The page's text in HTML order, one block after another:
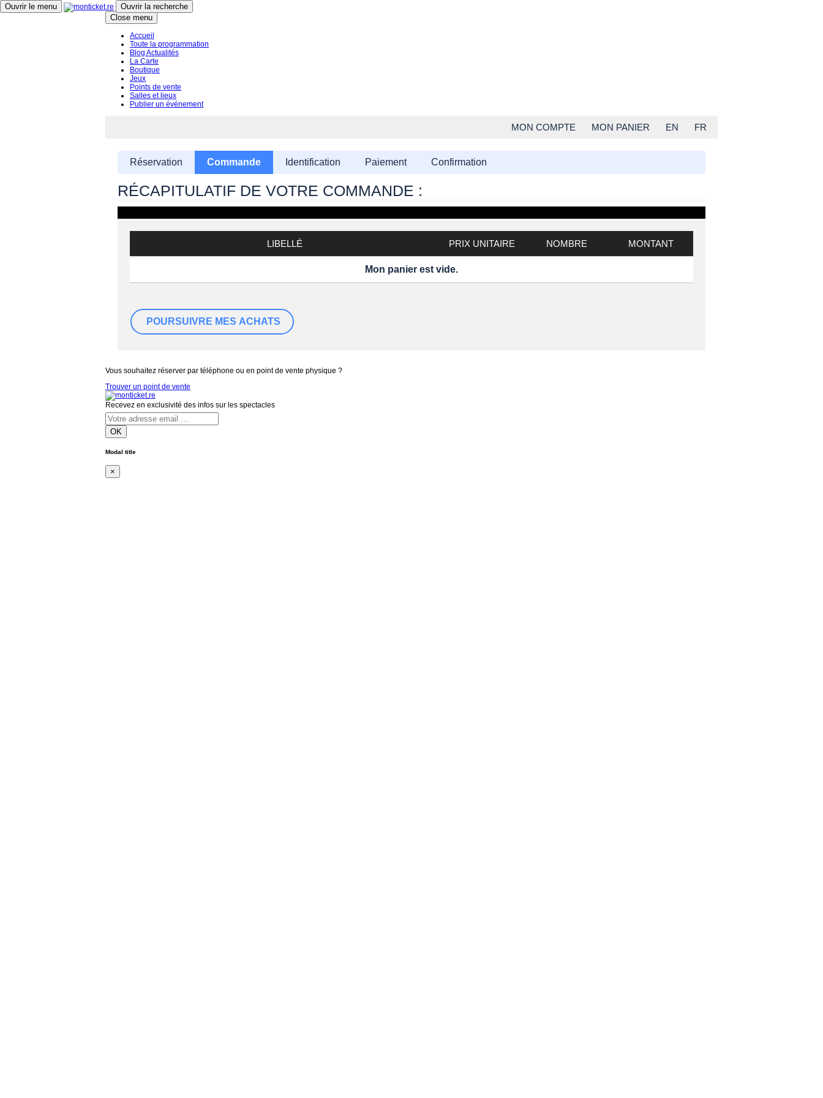
Ouvrir le menu
Ouvrir la recherche
Close menu
Accueil
Toute la programmation
Blog Actualités
La Carte
Boutique
Jeux
Points de vente
Salles et lieux
Publier un événement
FR
EN
MON PANIER
MON COMPTE
Réservation Commande Identification Paiement Confirmation
RÉCAPITULATIF DE VOTRE COMMANDE :
LIBELLÉ PRIX UNITAIRE NOMBRE MONTANT
Mon panier est vide.
Vous souhaitez réserver par téléphone ou en point de vente physique ?
Trouver un point de vente
Recevez en exclusivité des infos sur les spectacles
OK
Modal title
×